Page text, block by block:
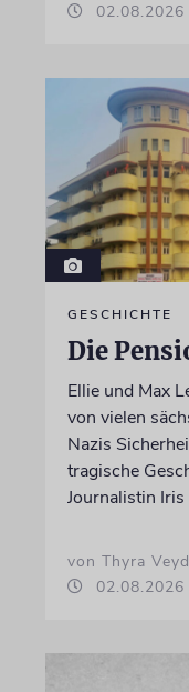
02.08.2026
GESCHICHTE
Die
Ellie und Max
von vielen
Nazis
tragische
Journalistin
von Thyra
02.08.2026